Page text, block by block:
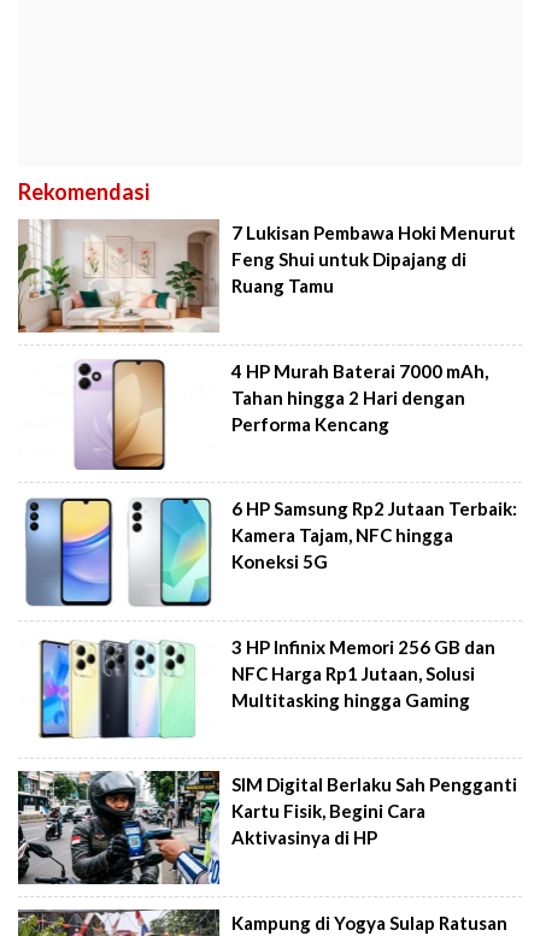
Rekomendasi
7 Lukisan Pembawa Hoki Menurut
Feng Shui untuk Dipajang di
Ruang Tamu
4 HP Murah Baterai 7000 mAh,
Tahan hingga 2 Hari dengan
Performa Kencang
6 HP Samsung Rp2 Jutaan Terbaik:
Kamera Tajam, NFC hingga
Koneksi 5G
3 HP Infinix Memori 256 GB dan
NFC Harga Rp1 Jutaan, Solusi
Multitasking hingga Gaming
SIM Digital Berlaku Sah Pengganti
Kartu Fisik, Begini Cara
Aktivasinya di HP
Kampung di Yogya Sulap Ratusan